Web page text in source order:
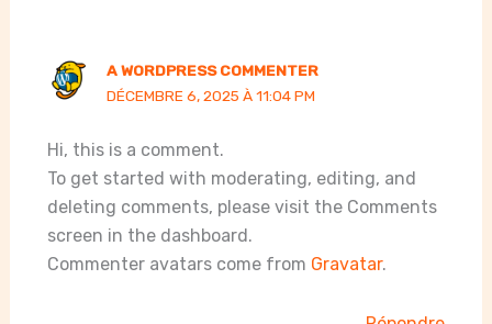
A WORDPRESS COMMENTER
DÉCEMBRE 6, 2025 À 11:04 PM
Hi, this is a comment.
To get started with moderating, editing, and
deleting comments, please visit the Comments
screen in the dashboard.
Commenter avatars come from Gravatar.